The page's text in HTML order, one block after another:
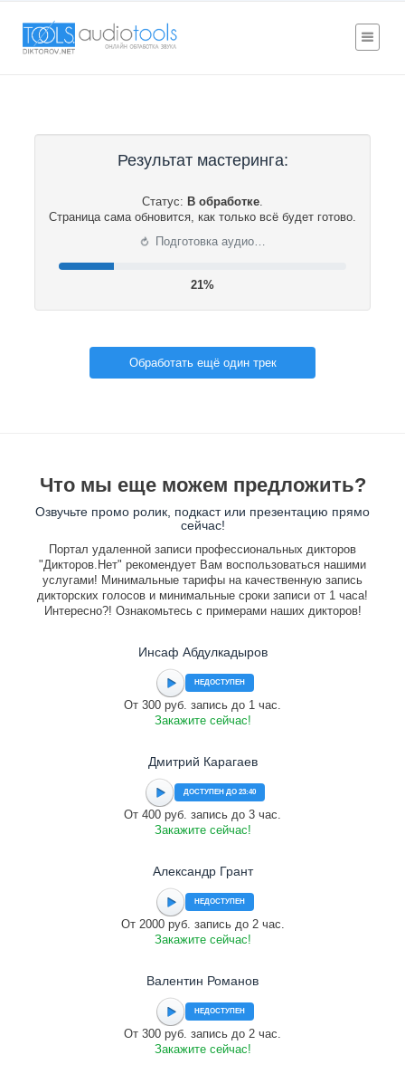
Результат мастеринга:
Статус: В обработке.
Страница сама обновится, как только всё будет готово.
⟳ Подготовка аудио…
22%
Обработать ещё один трек
Что мы еще можем предложить?
Озвучьте промо ролик, подкаст или презентацию прямо
сейчас!
Портал удаленной записи профессиональных дикторов
"Дикторов.Нет" рекомендует Вам воспользоваться нашими
услугами! Минимальные тарифы на качественную запись
дикторских голосов и минимальные сроки записи от 1 часа!
Интересно?! Ознакомьтесь с примерами наших дикторов!
Инсаф Абдулкадыров
НЕДОСТУПЕН
От 300 руб. запись до 1 час.
Закажите сейчас!
Дмитрий Карагаев
ДОСТУПЕН ДО 23:40
От 400 руб. запись до 3 час.
Закажите сейчас!
Александр Грант
НЕДОСТУПЕН
От 2000 руб. запись до 2 час.
Закажите сейчас!
Валентин Романов
НЕДОСТУПЕН
От 300 руб. запись до 2 час.
Закажите сейчас!